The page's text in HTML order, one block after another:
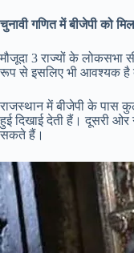
चुनावी गणित में बीजेपी को
मौजूदा 3 राज्यों के लोकसभा
रूप से इसलिए भी आवश्यक है
राजस्थान में बीजेपी के पास
हुई दिखाई देती हैं। दूसरी
सकते हैं।